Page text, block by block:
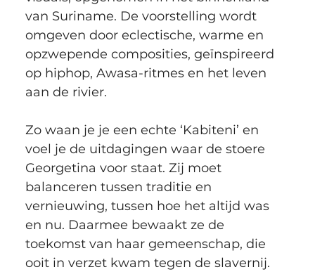
van Suriname. De voorstelling wordt
omgeven door eclectische, warme en
opzwepende composities, geïnspireerd
op hiphop, Awasa-ritmes en het leven
aan de rivier.
Zo waan je je een echte ‘Kabiteni’ en
voel je de uitdagingen waar de stoere
Georgetina voor staat. Zij moet
balanceren tussen traditie en
vernieuwing, tussen hoe het altijd was
en nu. Daarmee bewaakt ze de
toekomst van haar gemeenschap, die
ooit in verzet kwam tegen de slavernij.